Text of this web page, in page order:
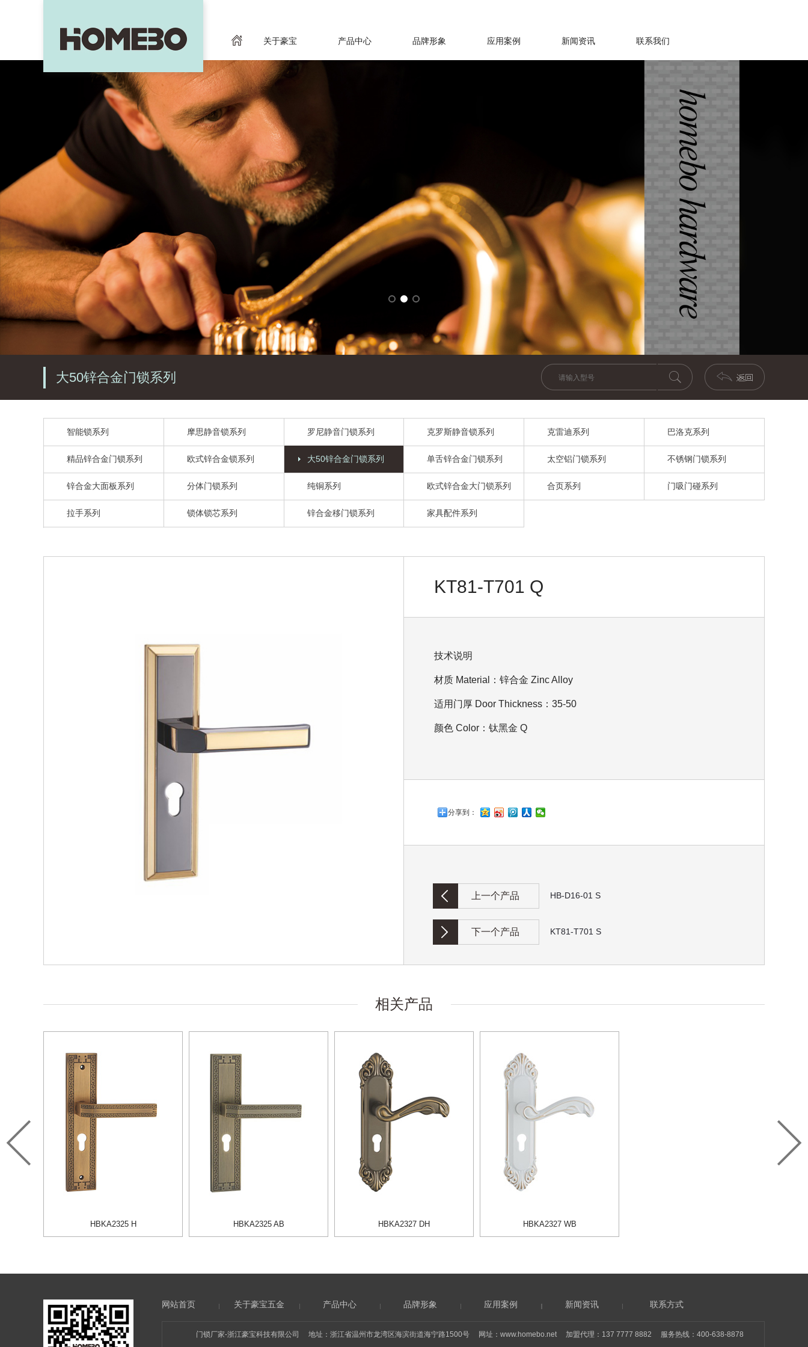
关于豪宝 产品中心 品牌形象 应用案例 新闻资讯 联系我们
大50锌合金门锁系列
智能锁系列 摩思静音锁系列 罗尼静音门锁系列 克罗斯静音锁系列 克雷迪系列 巴洛克系列
精品锌合金门锁系列 欧式锌合金锁系列 大50锌合金门锁系列 单舌锌合金门锁系列 太空铝门锁系列 不锈钢门锁系列
锌合金大面板系列 分体门锁系列 纯铜系列 欧式锌合金大门锁系列 合页系列 门吸门碰系列
拉手系列 锁体锁芯系列 锌合金移门锁系列 家具配件系列
KT81-T701 Q
技术说明
材质 Material：锌合金 Zinc Alloy
适用门厚 Door Thickness：35-50
颜色 Color：钛黑金 Q
分享到：
上一个产品 HB-D16-01 S
下一个产品 KT81-T701 S
相关产品
HBKA2325 H HBKA2325 AB HBKA2327 DH HBKA2327 WB
网站首页 关于豪宝五金 产品中心 品牌形象 应用案例 新闻资讯 联系方式
门锁厂家-浙江豪宝科技有限公司 地址：浙江省温州市龙湾区海滨街道海宁路1500号 网址： www.homebo.net加盟代理：137 7777 8882 服务热线：400-638-8878